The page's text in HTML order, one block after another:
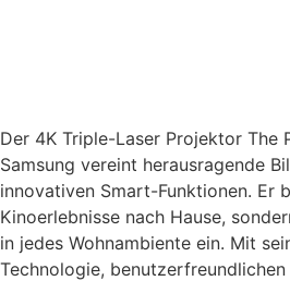
Der 4K Triple-Laser Projektor The
Samsung vereint herausragende
innovativen Smart-Funktionen. Er
Kinoerlebnisse nach Hause,
in jedes Wohnambiente ein. Mit
Technologie,